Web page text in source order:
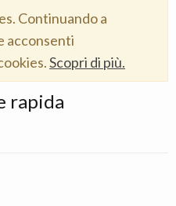
Continuando a
acconsenti
Scopri di più.
rapida